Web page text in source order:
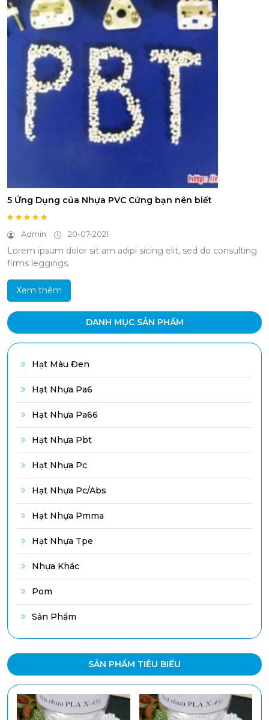
DANH MỤC SẢN PHẨM
Hạt Màu Đen
Hạt Nhựa Pa6
Hạt Nhựa Pa66
Hạt Nhựa Pbt
Hạt Nhựa Pc
Hạt Nhựa Pc/abs
Hạt Nhựa Pmma
Hạt Nhựa Tpe
Nhựa Khác
Pom
Sản Phẩm
SẢN PHẨM TIÊU BIỂU
5 Ứng Dụng của Nhựa PVC Cứng bạn nên biết
Admin 20-07-2021
Lorem ipsum dolor sit am adipi sicing elit, sed do consulting
firms leggings.
Xem thêm